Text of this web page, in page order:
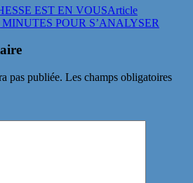
EST EN VOUSArticle
POUR S’ANALYSER
pas publiée. Les champs obligatoires